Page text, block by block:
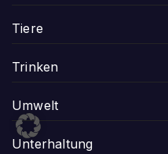
Tiere
Trinken
Umwelt
Unterhaltung